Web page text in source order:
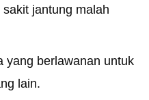
jantung malah
yang berlawanan untuk
lain.